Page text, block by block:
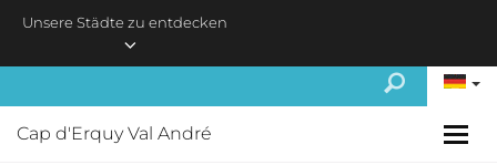
Unsere Städte zu entdecken
Cap d'Erquy Val André